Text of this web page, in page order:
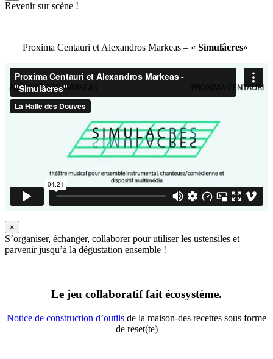
Revenir sur scène !
Proxima Centauri et Alexandros Markeas – « Simulâcres«
×
S’organiser, échanger, collaborer pour utiliser les ustensiles et
parvenir jusqu’à la dégustation ensemble !
Le jeu collaboratif fait écosystème.
Notice de construction d’outils de la maison-des recettes sous forme
de reset(te)